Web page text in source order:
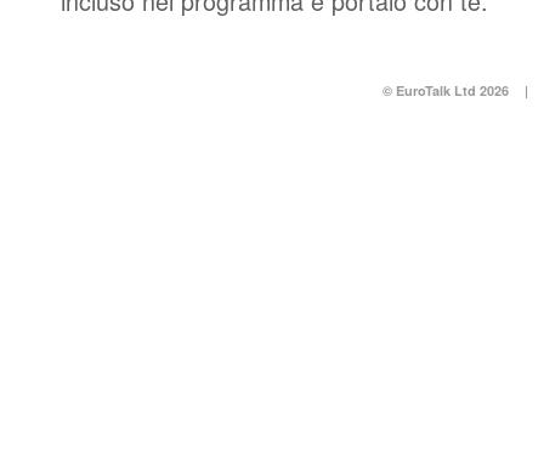
© EuroTalk Ltd 2026 |